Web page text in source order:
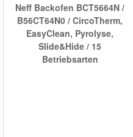
Neff Backofen BCT5664N /
B56CT64N0 / CircoTherm,
EasyClean, Pyrolyse,
Slide&Hide / 15
Betriebsarten